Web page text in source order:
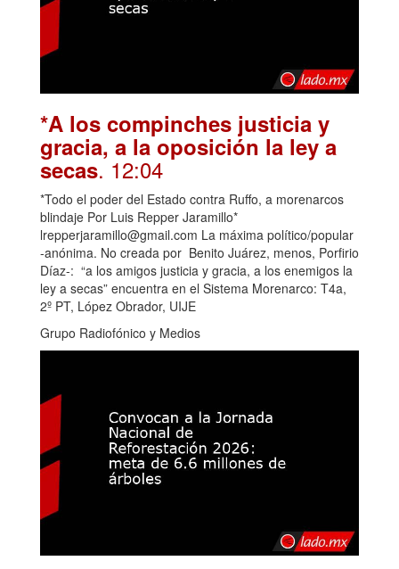
*A los compinches justicia y
gracia, a la oposición la ley a
secas. 12:04
*Todo el poder del Estado contra Ruffo, a morenarcos
blindaje Por Luis Repper Jaramillo*
lrepperjaramillo@gmail.com La máxima político/popular
-anónima. No creada por Benito Juárez, menos, Porfirio
Díaz-: “a los amigos justicia y gracia, a los enemigos la
ley a secas” encuentra en el Sistema Morenarco: T4a,
2º PT, López Obrador, UIJE
Grupo Radiofónico y Medios